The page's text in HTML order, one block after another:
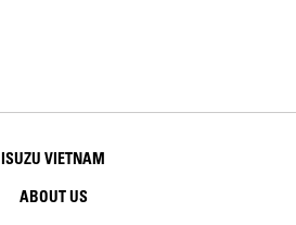
ISUZU VIETNAM
ABOUT US